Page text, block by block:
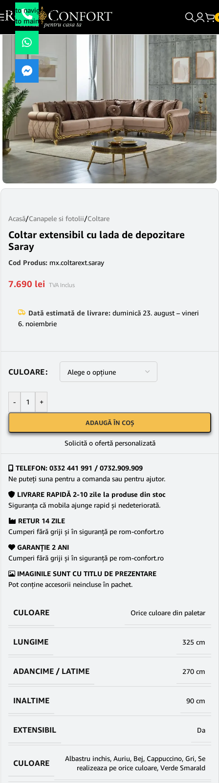
Skip to navigation
Skip to main content
Acasă/Canapele si fotolii/Coltare
Coltar extensibil cu lada de depozitare
Saray
Cod Produs: mx.coltarext.saray
7.690 lei TVA Inclus
Dată estimată de livrare: duminică 23. august – vineri
6. noiembrie
CULOARE
- +
ADAUGĂ ÎN COȘ
Solicită o ofertă personalizată
TELEFON: 0332 441 991 / 0732.909.909
Ne puteţi suna pentru a comanda sau pentru ajutor.
LIVRARE RAPIDĂ 2-10 zile la produse din stoc
Siguranţa că mobila ajunge rapid şi nedeteriorată.
RETUR 14 ZILE
Cumperi fără griji şi în siguranţă pe rom-confort.ro
GARANŢIE 2 ANI
Cumperi fără griji şi în siguranţă pe rom-confort.ro
IMAGINILE SUNT CU TITLU DE PREZENTARE
Pot conține accesorii neincluse în pachet.
CULOARE Orice culoare din paletar
LUNGIME 325 cm
ADANCIME / LATIME 270 cm
INALTIME 90 cm
EXTENSIBIL Da
CULOARE Albastru inchis, Auriu, Bej, Cappuccino, Gri, Se
realizeaza pe orice culoare, Verde Smarald